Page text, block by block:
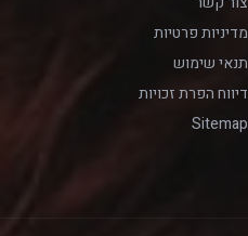
מדיניות פרטיות
תנאי שימוש
דיווח הפרת זכויות
Sitemap